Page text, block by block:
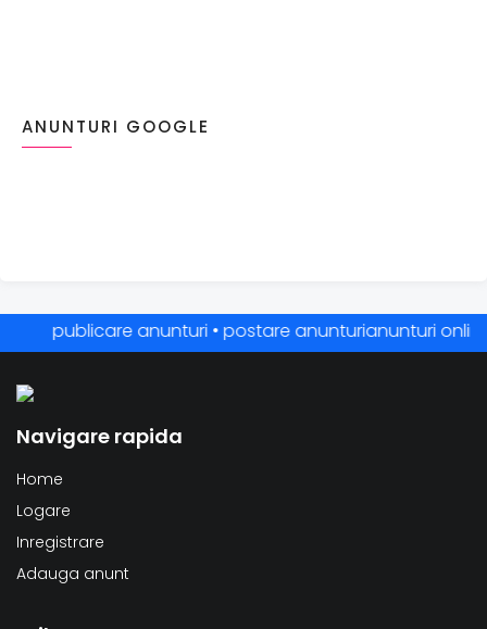
ANUNTURI GOOGLE
publicare anunturi • postare anunturianunturi
Navigare rapida
Home
Logare
Inregistrare
Adauga anunt